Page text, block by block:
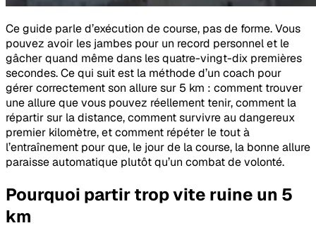
Ce guide parle d’exécution de course, pas de forme. Vous
pouvez avoir les jambes pour un record personnel et le
gâcher quand même dans les quatre-vingt-dix premières
secondes. Ce qui suit est la méthode d’un coach pour
gérer correctement son allure sur 5 km : comment trouver
une allure que vous pouvez réellement tenir, comment la
répartir sur la distance, comment survivre au dangereux
premier kilomètre, et comment répéter le tout à
l’entraînement pour que, le jour de la course, la bonne allure
paraisse automatique plutôt qu’un combat de volonté.
Pourquoi partir trop vite ruine un 5
km